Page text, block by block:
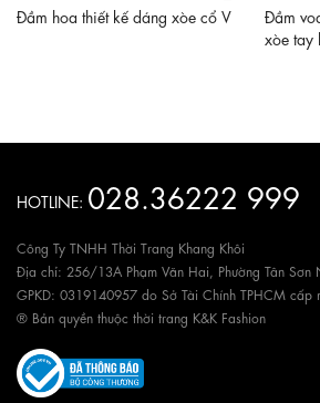
Đầm hoa thiết kế dáng xòe cổ V
Đầm
xòe tay
HOTLINE: 028.36222 999
Công Ty TNHH Thời Trang Khang Khôi
Địa chỉ: 256/13A Phạm Văn Hai, Phường Tân Sơn
GPKD: 0319140957 do Sở Tài Chính TPHCM
® Bản quyền thuộc thời trang K&K Fashion